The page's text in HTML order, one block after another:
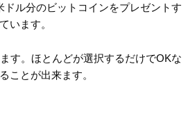
ドル分のビットコインをプレゼントす
います。
す。ほとんどが選択するだけでOKな
ことが出来ます。